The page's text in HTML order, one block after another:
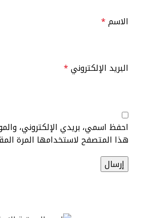
الاسم*
البريد الإلكتروني*
احفظ اسمي، بريدي الإلكتروني،
هذا المتصفح لاستخدامها المرة